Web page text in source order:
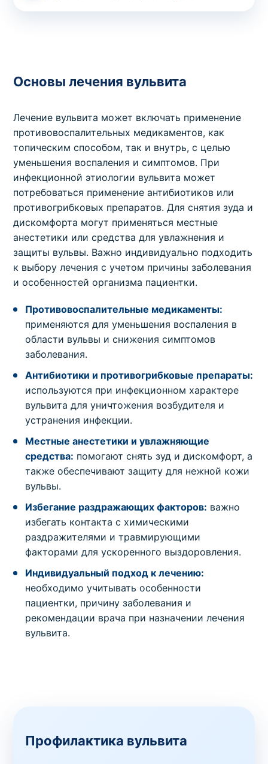
Основы лечения вульвита
Лечение вульвита может включать применение
противовоспалительных медикаментов, как
топическим способом, так и внутрь, с целью
уменьшения воспаления и симптомов. При
инфекционной этиологии вульвита может
потребоваться применение антибиотиков или
противогрибковых препаратов. Для снятия зуда и
дискомфорта могут применяться местные
анестетики или средства для увлажнения и
защиты вульвы. Важно индивидуально подходить
к выбору лечения с учетом причины заболевания
и особенностей организма пациентки.
Противовоспалительные медикаменты:
применяются для уменьшения воспаления в
области вульвы и снижения симптомов
заболевания.
Антибиотики и противогрибковые препараты:
используются при инфекционном характере
вульвита для уничтожения возбудителя и
устранения инфекции.
Местные анестетики и увлажняющие
средства: помогают снять зуд и дискомфорт, а
также обеспечивают защиту для нежной кожи
вульвы.
Избегание раздражающих факторов: важно
избегать контакта с химическими
раздражителями и травмирующими
факторами для ускоренного выздоровления.
Индивидуальный подход к лечению:
необходимо учитывать особенности
пациентки, причину заболевания и
рекомендации врача при назначении лечения
вульвита.
Профилактика вульвита